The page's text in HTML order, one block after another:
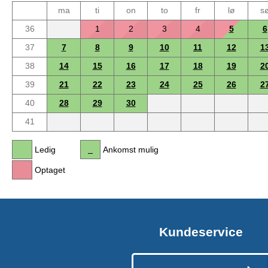
ma
ti on to fr lø
36
1 2 3 4 5
6
37
7 8 9 10 11 12
38
14 15 16 17 18 19
39
21 22 23 24 25 26
40
28 29
30
41
Ledig
Optaget
Ankomst mulig
Kundeservice